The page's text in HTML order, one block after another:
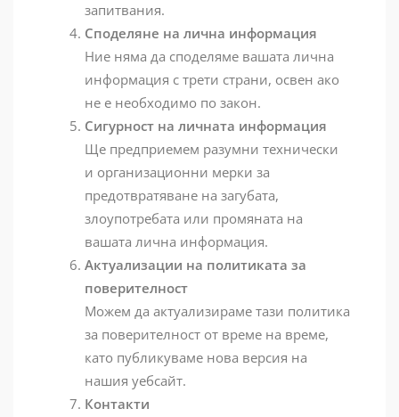
запитвания.
Споделяне на лична информация
Ние няма да споделяме вашата лична
информация с трети страни, освен ако
не е необходимо по закон.
Сигурност на личната информация
Ще предприемем разумни технически
и организационни мерки за
предотвратяване на загубата,
злоупотребата или промяната на
вашата лична информация.
Актуализации на политиката за
поверителност
Можем да актуализираме тази политика
за поверителност от време на време,
като публикуваме нова версия на
нашия уебсайт.
Контакти